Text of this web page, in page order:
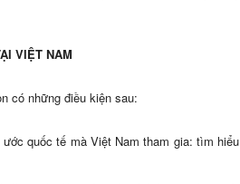
VIỆT NAM
có những điều kiện sau:
quốc tế mà Việt Nam tham gia: tìm hiểu